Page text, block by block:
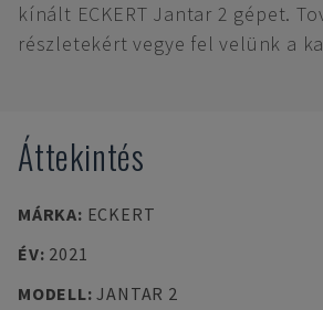
kínált ECKERT Jantar 2 gépet.
részletekért vegye fel velünk a
Áttekintés
MÁRKA: ECKERT
ÉV: 2021
MODELL:JANTAR 2